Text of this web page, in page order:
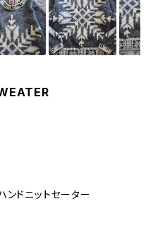
ドニットセーター